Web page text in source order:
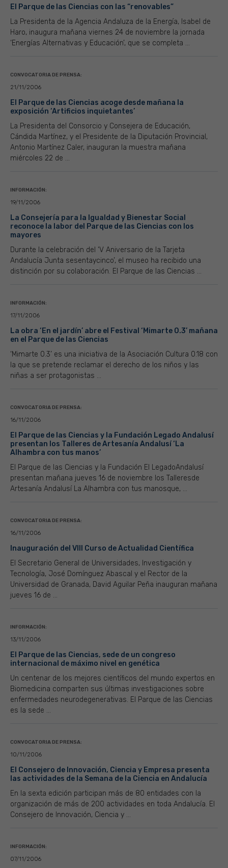
El Parque de las Ciencias con las “renovables”
La Presidenta de la Agencia Andaluza de la Energía, Isabel de
Haro, inaugura mañana viernes 24 de noviembre la jornada
‘Energías Alternativas y Educación’, que se completa ...
CONVOCATORIA DE PRENSA:
21/11/2006
El Parque de las Ciencias acoge desde mañana la
exposición ‘Artificios inquietantes’
La Presidenta del Consorcio y Consejera de Educación,
Cándida Martínez, y el Presidente de la Diputación Provincial,
Antonio Martínez Caler, inauguran la muestra mañana
miércoles 22 de ...
INFORMACIÓN:
19/11/2006
La Consejería para la Igualdad y Bienestar Social
reconoce la labor del Parque de las Ciencias con los
mayores
Durante la celebración del ‘V Aniversario de la Tarjeta
Andalucía Junta sesentaycinco’, el museo ha recibido una
distinción por su colaboración. El Parque de las Ciencias ...
INFORMACIÓN:
17/11/2006
La obra ‘En el jardín’ abre el Festival ‘Mimarte 0.3’ mañana
en el Parque de las Ciencias
‘Mimarte 0.3’ es una iniciativa de la Asociación Cultura 0.18 con
la que se pretende reclamar el derecho de los niños y las
niñas a ser protagonistas ...
CONVOCATORIA DE PRENSA:
16/11/2006
El Parque de las Ciencias y la Fundación Legado Andalusí
presentan los Talleres de Artesanía Andalusí ‘La
Alhambra con tus manos’
El Parque de las Ciencias y la Fundación El LegadoAndalusí
presentan mañana jueves 16 de noviembre los Talleresde
Artesanía Andalusí La Alhambra con tus manosque, ...
CONVOCATORIA DE PRENSA:
16/11/2006
Inauguración del VIII Curso de Actualidad Científica
El Secretario General de Universidades, Investigación y
Tecnología, José Domínguez Abascal y el Rector de la
Universidad de Granada, David Aguilar Peña inauguran mañana
jueves 16 de ...
INFORMACIÓN:
13/11/2006
El Parque de las Ciencias, sede de un congreso
internacional de máximo nivel en genética
Un centenar de los mejores científicos del mundo expertos en
Biomedicina comparten sus últimas investigaciones sobre
enfermedades neurodegenerativas. El Parque de las Ciencias
es la sede ...
CONVOCATORIA DE PRENSA:
10/11/2006
El Consejero de Innovación, Ciencia y Empresa presenta
las actividades de la Semana de la Ciencia en Andalucía
En la sexta edición participan más de 80 entidades con la
organización de más de 200 actividades en toda Andalucía. El
Consejero de Innovación, Ciencia y ...
INFORMACIÓN:
07/11/2006